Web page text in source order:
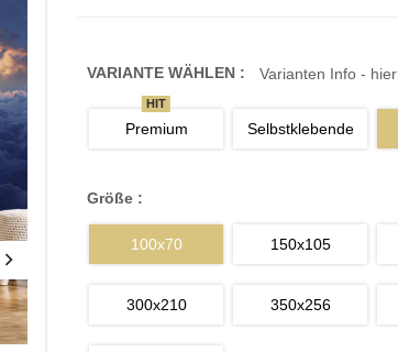
VARIANTE WÄHLEN : Varianten Info -
Premium
HIT
Selbstklebende
Größe :
100x70 150x105
300x210 350x256